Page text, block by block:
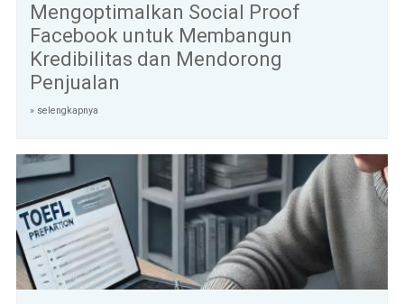
Mengoptimalkan Social Proof
Facebook untuk Membangun
Kredibilitas dan Mendorong
Penjualan
» selengkapnya